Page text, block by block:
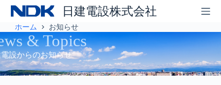
ツ
へ
ス
キ
日建電設株式会社
ホーム お知らせ
& Topics
設からのお知らせ